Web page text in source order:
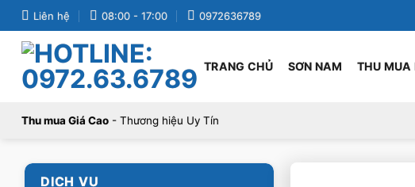
qua
dung
Liên hệ 08:00 - 17:00 0972636789
TRANG CHỦ SƠN NAM THU MUA
Thu mua Giá Cao - Thương hiệu Uy Tín
DỊCH VỤ